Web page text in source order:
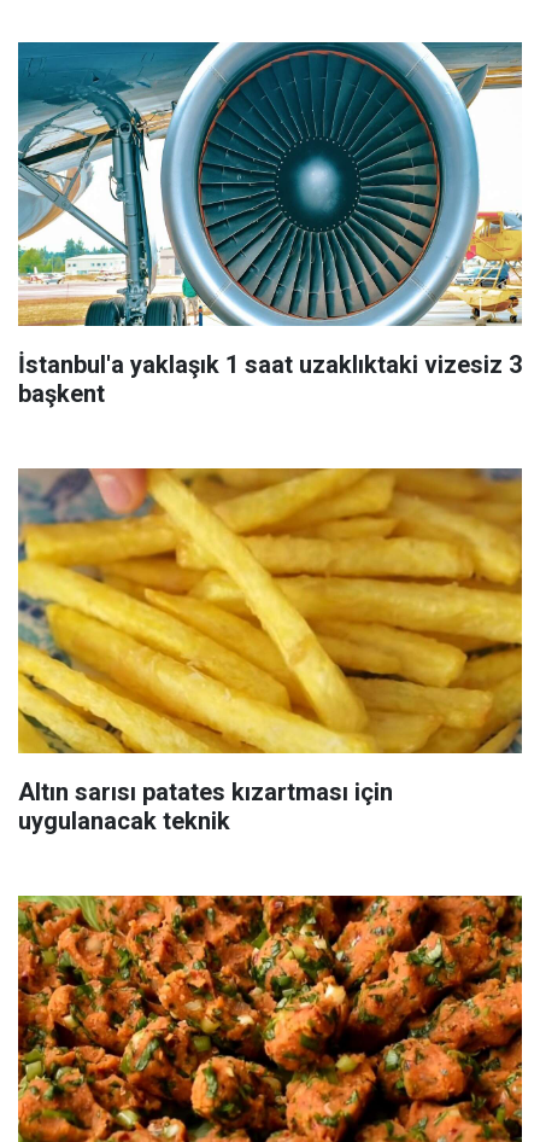
İstanbul'a yaklaşık 1 saat uzaklıktaki vizesiz 3
başkent
Altın sarısı patates kızartması için
uygulanacak teknik